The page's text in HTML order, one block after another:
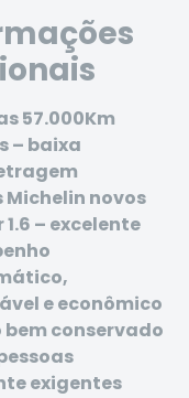
57.000Km
– baixa
Michelin novos
– excelente
e econômico
bem conservado
exigentes